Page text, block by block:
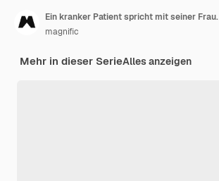
Ein kranker Patient spricht mit seiner Frau.
magnific
Mehr in dieser SerieAlles anzeigen